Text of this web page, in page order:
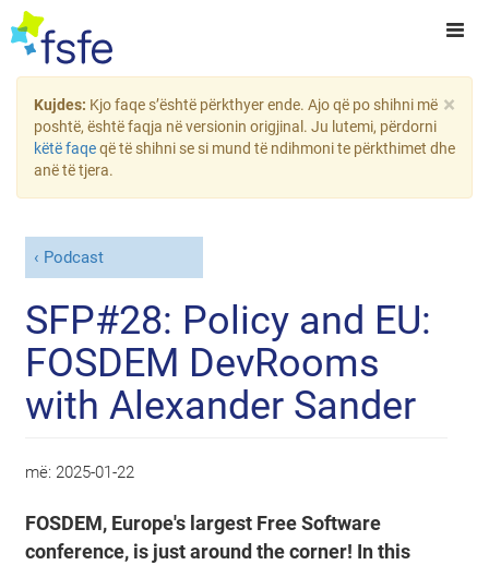
×
Kujdes: Kjo faqe s’është përkthyer ende. Ajo që po shihni më
poshtë, është faqja në versionin origjinal. Ju lutemi, përdorni
këtë faqeqë të shihni se si mund të ndihmoni te përkthimet dhe
anë të tjera.
Podcast
SFP#28: Policy and EU:
FOSDEM DevRooms
with Alexander Sander
më: 2025-01-22
FOSDEM, Europe's largest Free Software
conference, is just around the corner! In this